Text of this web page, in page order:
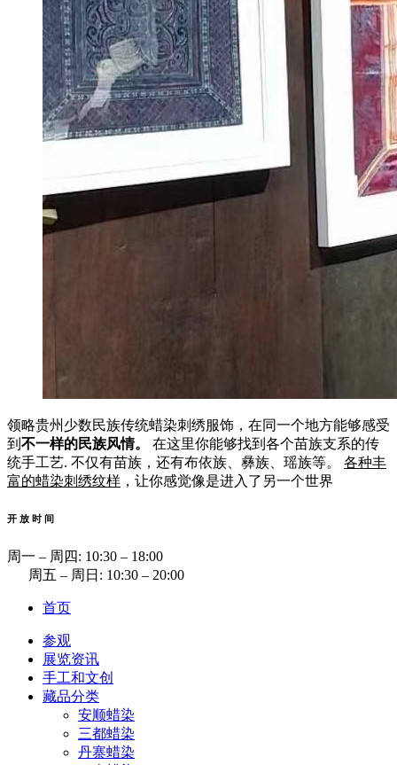
领略贵州少数民族传统蜡染刺绣服饰，在同一个地方能够感受
到 不一样的民族风情。
在这里你能够找到各个苗族支系的传
统手工艺. 不仅有苗族，还有布依族、彝族、瑶族等。 各种丰
富的蜡染刺绣纹样 ，让你感觉像是进入了另一个世界
开 放 时 间
周一 ‒ 周四: 10:30 ‒ 18:00
周五 ‒ 周日: 10:30 ‒ 20:00
首页
参观
展览资讯
手工和文创
藏品分类
安顺蜡染
三都蜡染
丹寨蜡染